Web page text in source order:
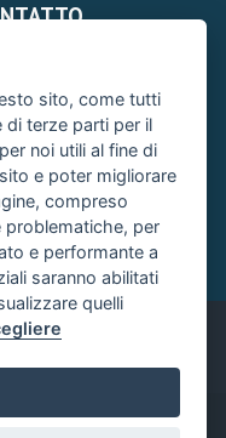
Area Ticket
sito, come tutti
di terze parti per il
noi utili al fine di
e poter migliorare
compreso
problematiche, per
e performante a
saranno abilitati
quelli